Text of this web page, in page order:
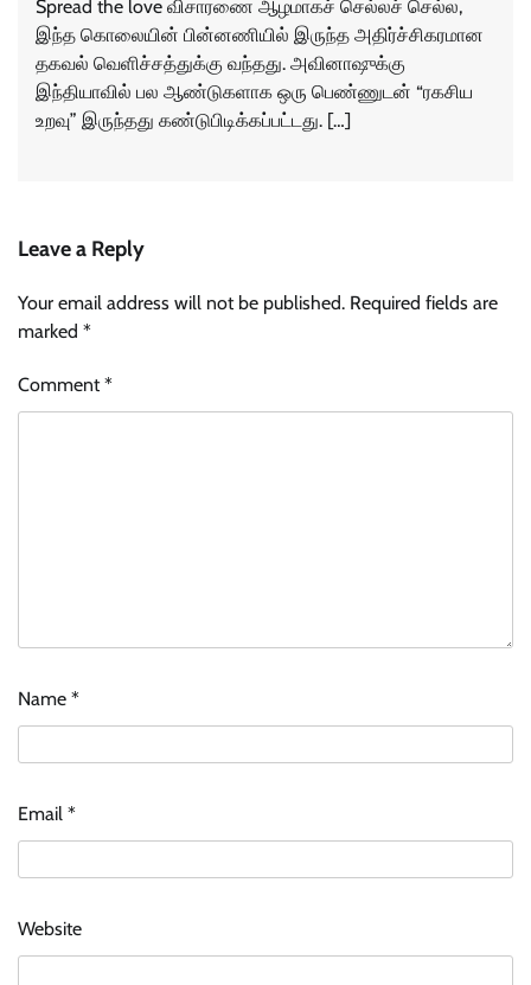
Spread the love விசாரணை ஆழமாகச் செல்லச் செல்ல,
இந்த கொலையின் பின்னணியில் இருந்த அதிர்ச்சிகரமான
தகவல் வெளிச்சத்துக்கு வந்தது. அவினாஷுக்கு
இந்தியாவில் பல ஆண்டுகளாக ஒரு பெண்ணுடன் “ரகசிய
உறவு” இருந்தது கண்டுபிடிக்கப்பட்டது. […]
Leave a Reply
Your email address will not be published. Required fields are
marked *
Comment*
Name *
Email *
Website